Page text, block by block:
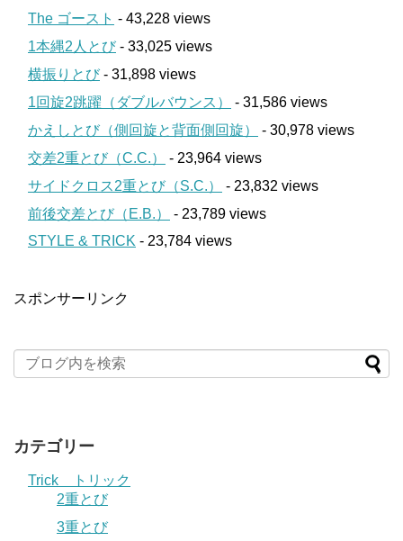
The ゴースト - 43,228 views
1本縄2人とび- 33,025 views
横振りとび- 31,898 views
1回旋2跳躍（ダブルバウンス）
- 31,586 views
かえしとび（側回旋と背面側回旋）
- 30,978 views
交差2重とび（C.C.）
- 23,964 views
サイドクロス2重とび（S.C.）
- 23,832 views
前後交差とび（E.B.）
- 23,789 views
STYLE & TRICK - 23,784 views
スポンサーリンク
カテゴリー
Trick トリック
2重とび
3重とび